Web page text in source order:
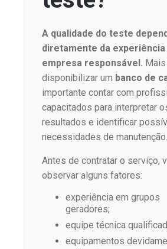
A qualidade do teste
diretamente da experiência
empresa responsável.
disponibilizar um banco de
importante contar com
capacitados para interpretar
resultados e identificar
necessidades de manutenção.
Antes de contratar o serviço,
observar alguns fatores:
experiência em grupos
geradores;
equipe técnica
equipamentos